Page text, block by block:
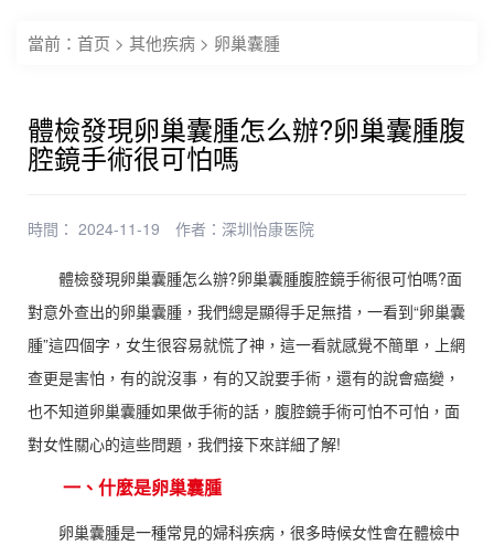
當前： 首页 > 其他疾病 > 卵巢囊腫
體檢發現卵巢囊腫怎么辦?卵巢囊腫腹
腔鏡手術很可怕嗎
時間： 2024-11-19 作者： 深圳怡康医院
體檢發現卵巢囊腫怎么辦?卵巢囊腫腹腔鏡手術很可怕嗎?面
對意外查出的卵巢囊腫，我們總是顯得手足無措，一看到“卵巢囊
腫”這四個字，女生很容易就慌了神，這一看就感覺不簡單，上網
查更是害怕，有的說沒事，有的又說要手術，還有的說會癌變，
也不知道卵巢囊腫如果做手術的話，腹腔鏡手術可怕不可怕，面
對女性關心的這些問題，我們接下來詳細了解!
一、什麼是卵巢囊腫
卵巢囊腫是一種常見的婦科疾病，很多時候女性會在體檢中